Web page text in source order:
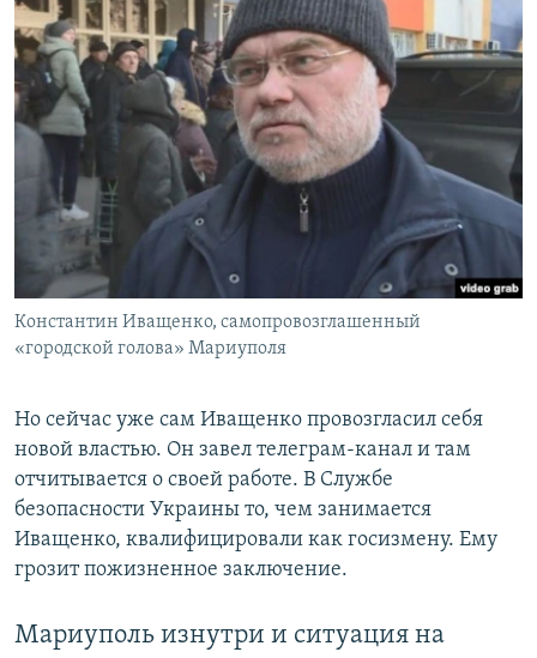
Константин Иващенко, самопровозглашенный
«городской голова» Мариуполя
Но сейчас уже сам Иващенко провозгласил себя
новой властью. Он завел телеграм-канал и там
отчитывается о своей работе. В Службе
безопасности Украины то, чем занимается
Иващенко, квалифицировали как госизмену. Ему
грозит пожизненное заключение.
Мариуполь изнутри и ситуация на